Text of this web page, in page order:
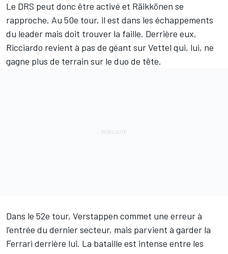
Le DRS peut donc être activé et Räikkönen se
rapproche. Au 50e tour, il est dans les échappements
du leader mais doit trouver la faille. Derrière eux,
Ricciardo revient à pas de géant sur Vettel qui, lui, ne
gagne plus de terrain sur le duo de tête.
Dans le 52e tour, Verstappen commet une erreur à
l'entrée du dernier secteur, mais parvient à garder la
Ferrari derrière lui. La bataille est intense entre les